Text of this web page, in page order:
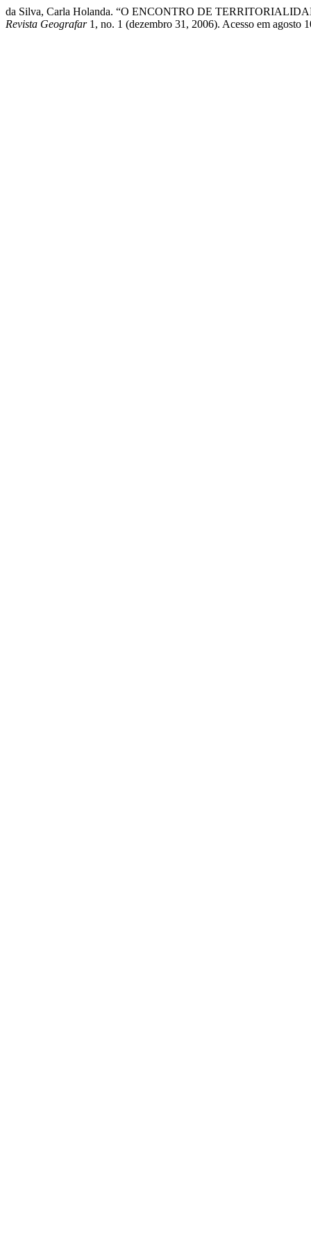
da Silva, Carla Holanda. “O ENCONTRO DE
Revista Geografar1, no. 1 (dezembro 31, 2006). Acesso em agosto